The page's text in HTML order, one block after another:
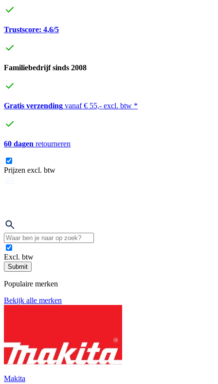
Trustscore: 4,6/5
Familiebedrijf sinds 2008
Gratis verzending vanaf € 55,- excl. btw *
60 dagen retourneren
Prijzen excl. btw
Excl. btw
Submit
Populaire merken
Bekijk alle merken
Makita